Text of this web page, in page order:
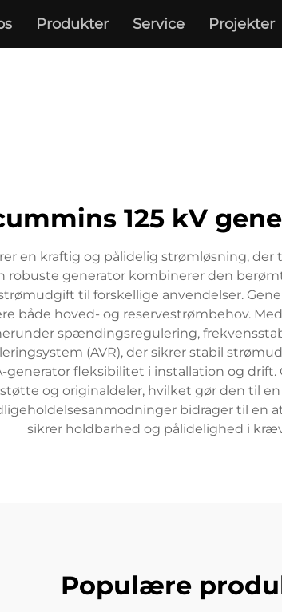
Produkter Service Projekter
125 kV
en kraftig og pålidelig strømløsning,
generator kombinerer den
til forskellige anvendelser.
både hoved- og reservestrømbehov.
spændingsregulering,
(AVR), der sikrer stabil
generator fleksibilitet i installation og
og originaldeler, hvilket gør den til
bidrager til en
sikrer holdbarhed og pålidelighed i
Populære